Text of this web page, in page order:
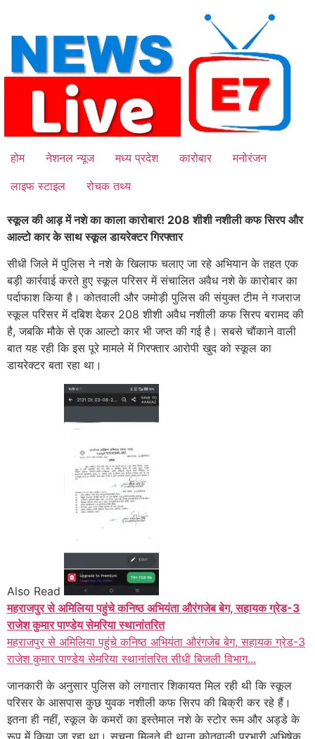
content
होम नेशनल न्यूज मध्य प्रदेश कारोबार
मनोरंजन
लाइफ स्टाइल
रोचक तथ्य
स्कूल की आड़ में नशे का काला कारोबार! 208 शीशी नशीली कफ सिरप और
आल्टो कार के साथ स्कूल डायरेक्टर गिरफ्तार
सीधी जिले में पुलिस ने नशे के खिलाफ चलाए जा रहे अभियान के तहत एक
बड़ी कार्रवाई करते हुए स्कूल परिसर में संचालित अवैध नशे के कारोबार का
पर्दाफाश किया है। कोतवाली और जमोड़ी पुलिस की संयुक्त टीम ने गजराज
स्कूल परिसर में दबिश देकर 208 शीशी अवैध नशीली कफ सिरप बरामद की
है, जबकि मौके से एक आल्टो कार भी जप्त की गई है। सबसे चौंकाने वाली
बात यह रही कि इस पूरे मामले में गिरफ्तार आरोपी खुद को स्कूल का
डायरेक्टर बता रहा था।
Also Read
महराजपुर से अमिलिया पहुंचे कनिष्ठ अभियंता औरंगजेब बेग, सहायक ग्रेड-3
राजेश कुमार पाण्डेय सेमरिया स्थानांतरित
महराजपुर से अमिलिया पहुंचे कनिष्ठ अभियंता औरंगजेब बेग, सहायक ग्रेड-3
राजेश कुमार पाण्डेय सेमरिया स्थानांतरित सीधी बिजली विभाग...
जानकारी के अनुसार पुलिस को लगातार शिकायत मिल रही थी कि स्कूल
परिसर के आसपास कुछ युवक नशीली कफ सिरप की बिक्री कर रहे हैं।
इतना ही नहीं, स्कूल के कमरों का इस्तेमाल नशे के स्टोर रूम और अड्डे के